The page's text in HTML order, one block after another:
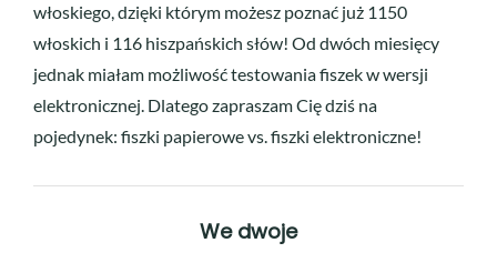
włoskiego, dzięki którym możesz poznać już 1150
włoskich i 116 hiszpańskich słów! Od dwóch miesięcy
jednak miałam możliwość testowania fiszek w wersji
elektronicznej. Dlatego zapraszam Cię dziś na
pojedynek: fiszki papierowe vs. fiszki elektroniczne!
We dwoje